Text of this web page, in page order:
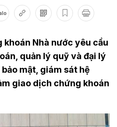
khoán Nhà nước yêu cầu
quản lý quỹ và đại lý
mật, giám sát hệ
giao dịch chứng khoán